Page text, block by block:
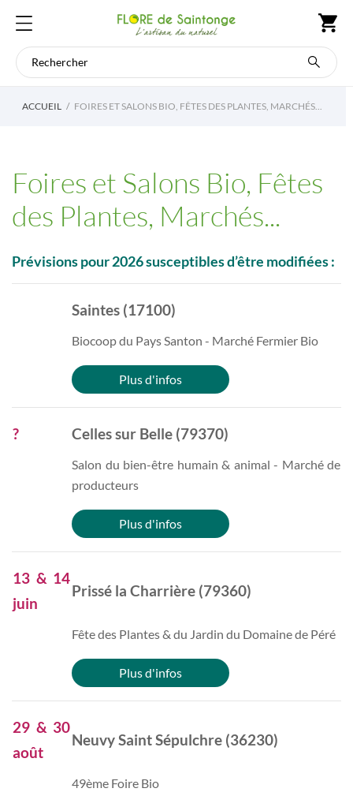
ACCUEIL FOIRES ET SALONS BIO, FÊTES DES PLANTES, MARCHÉS...
Foires et Salons Bio, Fêtes
des Plantes, Marchés...
Prévisions pour 2026 susceptibles d’être modifiées :
Saintes (17100)
Biocoop du Pays Santon - Marché Fermier Bio
Plus d'infos
? Celles sur Belle (79370)
Salon du bien-être humain & animal - Marché de
producteurs
Plus d'infos
13 & 14
juin
Prissé la Charrière (79360)
Fête des Plantes & du Jardin du Domaine de Péré
Plus d'infos
29 & 30
août
Neuvy Saint Sépulchre (36230)
49ème Foire Bio